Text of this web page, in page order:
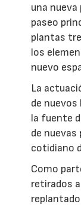
una
paseo
plantas
los
nuevo
La
de
la fuente
de nuevas
cotidiano
Como
retirados